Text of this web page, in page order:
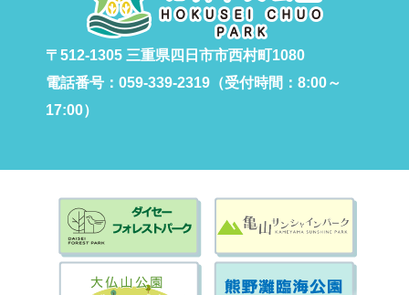
〒512-1305 三重県四日市市西村町1080
電話番号：059-339-2319（受付時間：8:00～
17:00）